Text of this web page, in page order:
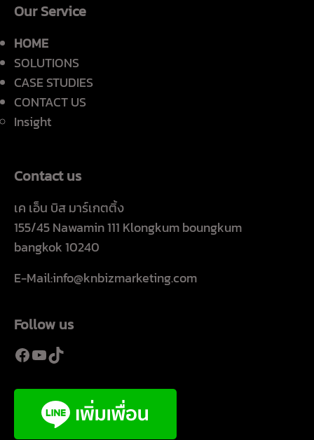
Our Service
HOME
SOLUTIONS
CASE STUDIES
CONTACT US
Insight
Contact us
เค เอ็น บิส มาร์เกตติ้ง
155/45 Nawamin 111 Klongkum boungkum
bangkok 10240
E-Mail:info@knbizmarketing.com
Follow us
Facebook
YouTube
TikTok